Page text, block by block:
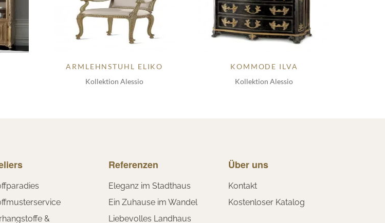
ARMLEHNSTUHL ELIKO
Kollektion Alessio
KOMMODE ILVA
Kollektion Alessio
&
Referenzen
Eleganz im Stadthaus
Ein Zuhause im Wandel
Liebevolles Landhaus
Über uns
Kontakt
Kostenloser Katalog